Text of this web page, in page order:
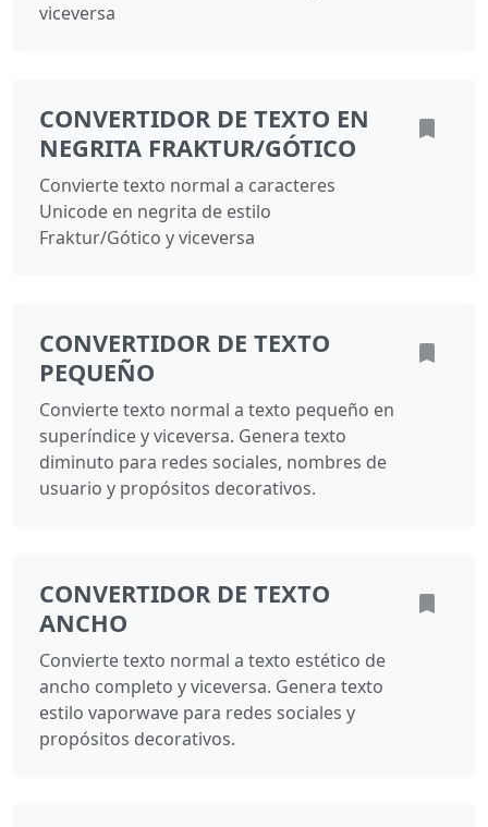
viceversa
CONVERTIDOR DE TEXTO EN
NEGRITA FRAKTUR/GÓTICO
Convierte texto normal a caracteres
Unicode en negrita de estilo
Fraktur/Gótico y viceversa
CONVERTIDOR DE TEXTO
PEQUEÑO
Convierte texto normal a texto pequeño en
superíndice y viceversa. Genera texto
diminuto para redes sociales, nombres de
usuario y propósitos decorativos.
CONVERTIDOR DE TEXTO
ANCHO
Convierte texto normal a texto estético de
ancho completo y viceversa. Genera texto
estilo vaporwave para redes sociales y
propósitos decorativos.